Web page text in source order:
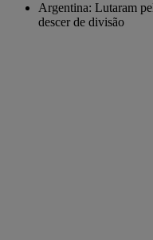
Argentina: Lutaram
descer de divisão